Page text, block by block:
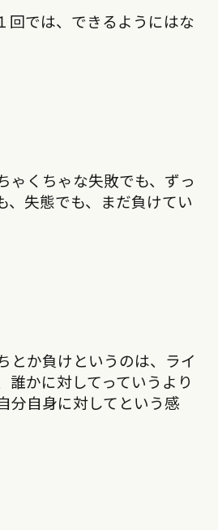
回では、できるようにはな
ゃくちゃな失敗でも、ずっ
、失態でも、まだ負けてい
とか負けというのは、ライ
誰かに対してっていうより
分自身に対してという感